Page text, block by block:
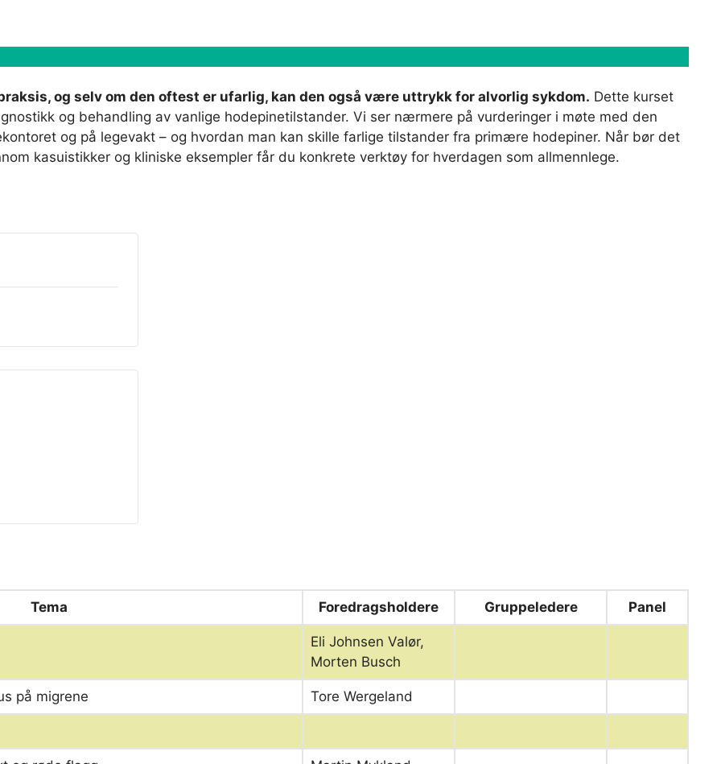
og selv om den oftest er ufarlig, kan den også være uttrykk for alvorlig sykdom. Dette kurset
og behandling av vanlige hodepinetilstander. Vi ser nærmere på vurderinger i møte med den
og på legevakt – og hvordan man kan skille farlige tilstander fra primære hodepiner. Når bør det
kasuistikker og kliniske eksempler får du konkrete verktøy for hverdagen som allmennlege.
Tema Foredragsholdere Gruppeledere Panel
Eli Johnsen Valør,
Morten Busch
på migrene Tore Wergeland